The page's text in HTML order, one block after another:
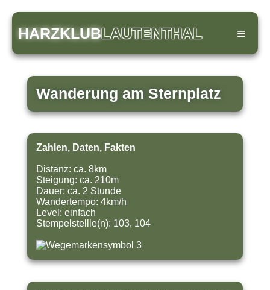
HARZKLUBLAUTENTHAL ≡
Wanderung am Sternplatz
Zahlen, Daten, Fakten
Distanz: ca. 8km
Steigung: ca. 210m
Dauer: ca. 2 Stunde
Wandertempo: 4km/h
Level: einfach
Stempelstellle(n): 103, 104